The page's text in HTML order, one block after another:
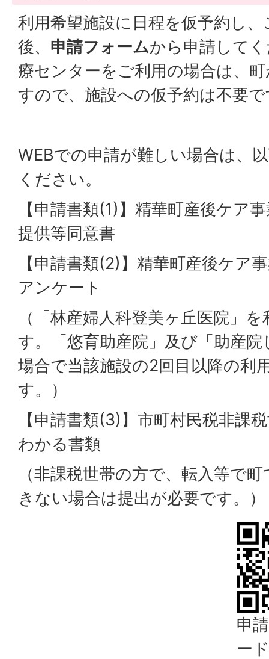
利用希望施設に日程を仮予約し
後、 申請フォームから申請して
療センターをご利用の場合は、
すので、施設への仮予約は不要
WEBでの申請が難しい場合は、
ください。
【申請書類(1)】精華町産後ケア
提供等同意書
【申請書類(2)】精華町産後ケア
アンケート
（「林産婦人科登美ヶ丘医院」
す。「悠育助産院」及び「助産
場合で当該施設の2回目以降の利
す。）
【申請書類(3)】市町村民税非課
わかる書類
（非課税世帯の方で、転入等で
きない場合は提出が必要です。）
申
ー